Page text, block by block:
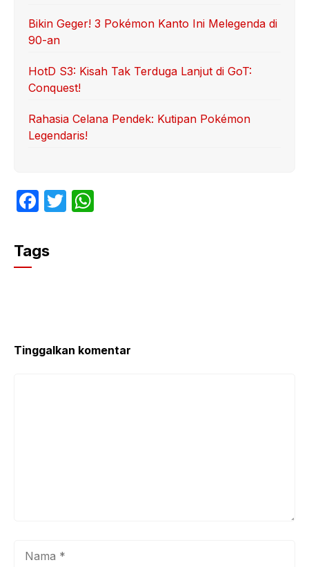
Bikin Geger! 3 Pokémon Kanto Ini Melegenda di
90-an
HotD S3: Kisah Tak Terduga Lanjut di GoT:
Conquest!
Rahasia Celana Pendek: Kutipan Pokémon
Legendaris!
F
c
e
k
T
Tags
Tinggalkan komentar